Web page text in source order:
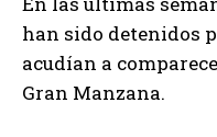
han sido detenidos
acudían a
Gran Manzana.